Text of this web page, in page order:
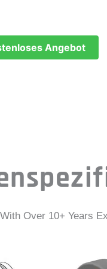
Angebot
Over 10+ Years